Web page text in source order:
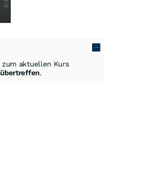
zum aktuellen Kurs
übertreffen.